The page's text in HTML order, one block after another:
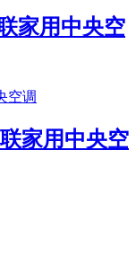
家用中央空
家用中央空